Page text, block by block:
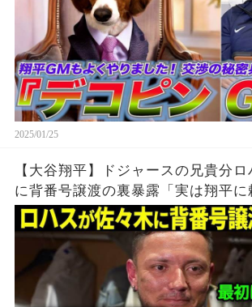
2025/01/25
【大谷翔平】ドジャースの兄貴分
に背番号譲渡の裏暴露「実は翔平に
【海外の反応/MLB /野球】